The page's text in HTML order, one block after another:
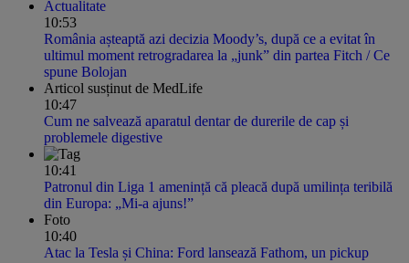
Actualitate
10:53
România așteaptă azi decizia Moody’s, după ce a evitat în
ultimul moment retrogradarea la „junk” din partea Fitch / Ce
spune Bolojan
Articol susținut de MedLife
10:47
Cum ne salvează aparatul dentar de durerile de cap și
problemele digestive
10:41
Patronul din Liga 1 amenință că pleacă după umilința teribilă
din Europa: „Mi-a ajuns!”
Foto
10:40
Atac la Tesla și China: Ford lansează Fathom, un pickup